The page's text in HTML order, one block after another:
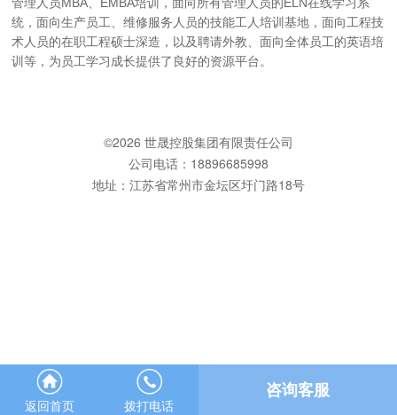
统，面向生产员工、维修服务人员的技能工人培训基地，面向工程技
术人员的在职工程硕士深造，以及聘请外教、面向全体员工的英语培
训等，为员工学习成长提供了良好的资源平台。
©2026 世晟控股集团有限责任公司
公司电话：18896685998
地址：江苏省常州市金坛区圩门路18号
返回首页 拨打电话
咨询客服